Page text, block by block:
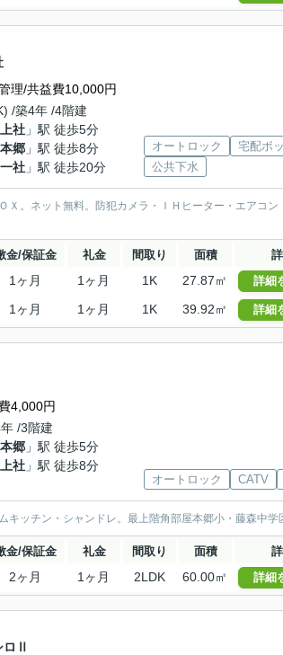
理/共益費10,000円
/築4年 /4階建
上社 」駅 徒歩5分
本郷 」駅 徒歩8分
一社 」駅 徒歩20分
オートロック 宅配ボ
公共下水
。ネット無料。防犯カメラ・ＩＨヒーター・エアコン
金/保証金 礼金 間取り 面積
1ヶ月 1ヶ月 1K 27.87㎡ 詳細
1ヶ月 1ヶ月 1K 39.92㎡ 詳細
4,000円
/3階建
本郷 」駅 徒歩5分
上社 」駅 徒歩8分
オートロック CATV
ッチン・シャンドレ。最上階角部屋本郷小・藤森中学
金/保証金 礼金 間取り 面積
2ヶ月 1ヶ月 2LDK 60.00㎡ 詳細
ロⅡ